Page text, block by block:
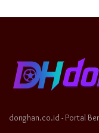
donghan.co.id - Portal